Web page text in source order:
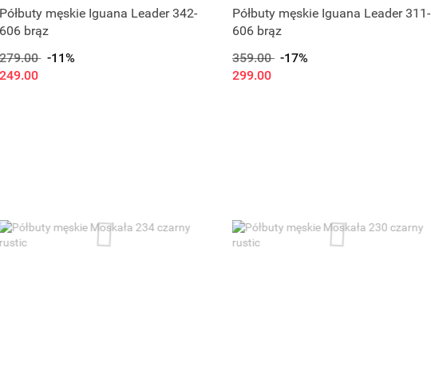
Półbuty męskie Iguana Leader 342-
606 brąz
-11%
249.00
Półbuty męskie Iguana Leader 311-
606 brąz
359.00 -17%
299.00